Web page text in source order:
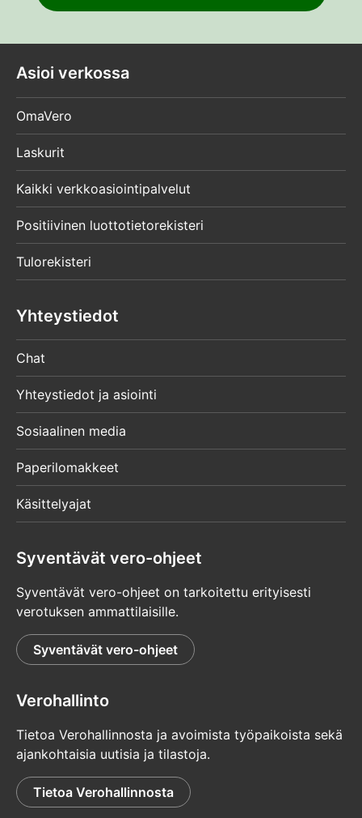
Asioi verkossa
OmaVero
Laskurit
Kaikki verkkoasiointipalvelut
Positiivinen luottotietorekisteri
Tulorekisteri
Yhteystiedot
Chat
Yhteystiedot ja asiointi
Sosiaalinen media
Paperilomakkeet
Käsittelyajat
Syventävät vero-ohjeet
Syventävät vero-ohjeet on tarkoitettu erityisesti
verotuksen ammattilaisille.
Syventävät vero-ohjeet
Verohallinto
Tietoa Verohallinnosta ja avoimista työpaikoista sekä
ajankohtaisia uutisia ja tilastoja.
Tietoa Verohallinnosta